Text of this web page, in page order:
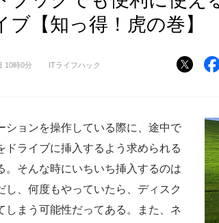
ブ【知っ得！虎の巻】
10時0分 ITライフハック
ションを操作している際に、途中で
ドライブに挿入するよう求められる
。そんな時にいちいち挿入するのは
し、何度もやっていたら、ディスク
しまう可能性だってある。また、ネ